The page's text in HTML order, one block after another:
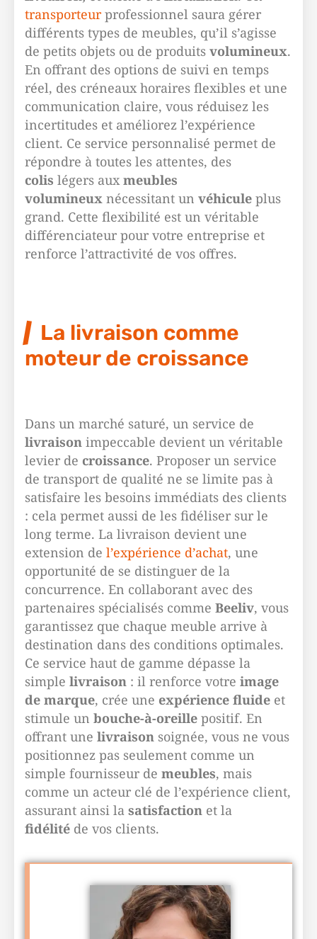
transporteurprofessionnel saura gérer
différents types de meubles, qu’il s’agisse
de petits objets ou de produits volumineux.
En offrant des options de suivi en temps
réel, des créneaux horaires flexibles et une
communication claire, vous réduisez les
incertitudes et améliorez l’expérience
client. Ce service personnalisé permet de
répondre à toutes les attentes, des
colis légers auxmeubles
volumineux nécessitant un véhicule plus
grand. Cette flexibilité est un véritable
différenciateur pour votre entreprise et
renforce l’attractivité de vos offres.
La livraison comme
moteur de croissance
Dans un marché saturé, un service de
livraison impeccable devient un véritable
levier de croissance. Proposer un service
de transport de qualité ne se limite pas à
satisfaire les besoins immédiats des clients
: cela permet aussi de les fidéliser sur le
long terme. La livraison devient une
extension de l’expérience d’achat, une
opportunité de se distinguer de la
concurrence. En collaborant avec des
partenaires spécialisés comme Beeliv, vous
garantissez que chaque meuble arrive à
destination dans des conditions optimales.
Ce service haut de gamme dépasse la
simple livraison : il renforce votre image
de marque, crée une expérience fluide et
stimule un bouche-à-oreille positif. En
offrant une livraison soignée, vous ne vous
positionnez pas seulement comme un
simple fournisseur de meubles, mais
comme un acteur clé de l’expérience client,
assurant ainsi la satisfaction et la
fidélité de vos clients.